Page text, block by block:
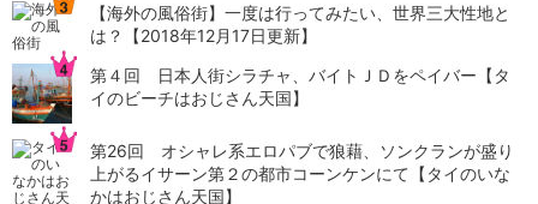
【海外の風俗街】一度は行ってみたい、世界三大性地と
は？【2018年12月17日更新】
第４回 日本人街シラチャ、バイトＪＤをペイバー【タ
イのビーチはおじさん天国】
第26回 オシャレ系エロパブで狼藉、ソンクランが盛り
上がるイサーン第２の都市コーンケンにて【タイのいな
かはおじさん天国】